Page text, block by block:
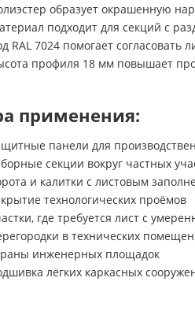
образует окрашенную
подходит для секций с
RAL 7024 помогает
профиля 18 мм повышает
применения:
панели для
секции вокруг частных
и калитки с листовым
технологических проёмов
где требуется лист с
в технических
инженерных площадок
лёгких каркасных